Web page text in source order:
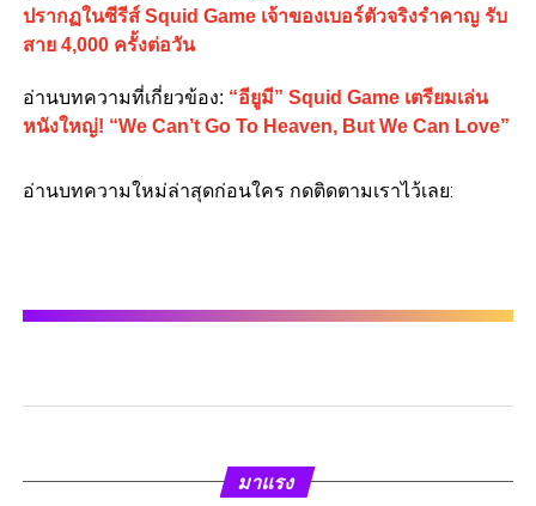
ปรากฏในซีรีส์ Squid Game เจ้าของเบอร์ตัวจริงรำคาญ รับ
สาย 4,000 ครั้งต่อวัน
อ่านบทความที่เกี่ยวข้อง: “อียูมี” Squid Game เตรียมเล่น
หนังใหญ่! “We Can’t Go To Heaven, But We Can Love”
อ่านบทความใหม่ล่าสุดก่อนใคร กดติดตามเราไว้เลย:
มาแรง